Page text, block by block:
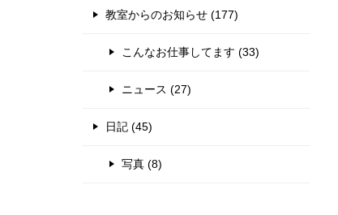
教室からのお知らせ (177)
こんなお仕事してます (33)
ニュース (27)
日記 (45)
写真 (8)